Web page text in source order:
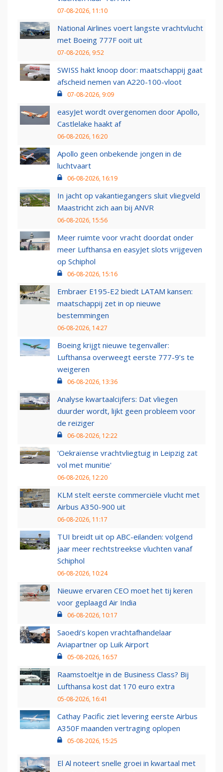
07-08-2026, 11:10
National Airlines voert langste vrachtvlucht
met Boeing 777F ooit uit
07-08-2026, 9:52
SWISS hakt knoop door: maatschappij gaat
afscheid nemen van A220-100-vloot
07-08-2026, 9:09
easyJet wordt overgenomen door Apollo,
Castlelake haakt af
06-08-2026, 16:20
Apollo geen onbekende jongen in de
luchtvaart
06-08-2026, 16:19
In jacht op vakantiegangers sluit vliegveld
Maastricht zich aan bij ANVR
06-08-2026, 15:56
Meer ruimte voor vracht doordat onder
meer Lufthansa en easyJet slots vrijgeven
op Schiphol
06-08-2026, 15:16
Embraer E195-E2 biedt LATAM kansen:
maatschappij zet in op nieuwe
bestemmingen
06-08-2026, 14:27
Boeing krijgt nieuwe tegenvaller:
Lufthansa overweegt eerste 777-9’s te
weigeren
06-08-2026, 13:36
Analyse kwartaalcijfers: Dat vliegen
duurder wordt, lijkt geen probleem voor
de reiziger
06-08-2026, 12:22
'Oekraïense vrachtvliegtuig in Leipzig zat
vol met munitie'
06-08-2026, 12:20
KLM stelt eerste commerciële vlucht met
Airbus A350-900 uit
06-08-2026, 11:17
TUI breidt uit op ABC-eilanden: volgend
jaar meer rechtstreekse vluchten vanaf
Schiphol
06-08-2026, 10:24
Nieuwe ervaren CEO moet het tij keren
voor geplaagd Air India
06-08-2026, 10:17
Saoedi’s kopen vrachtafhandelaar
Aviapartner op Luik Airport
05-08-2026, 16:57
Raamstoeltje in de Business Class? Bij
Lufthansa kost dat 170 euro extra
05-08-2026, 16:41
Cathay Pacific ziet levering eerste Airbus
A350F maanden vertraging oplopen
05-08-2026, 15:25
El Al noteert snelle groei in kwartaal met